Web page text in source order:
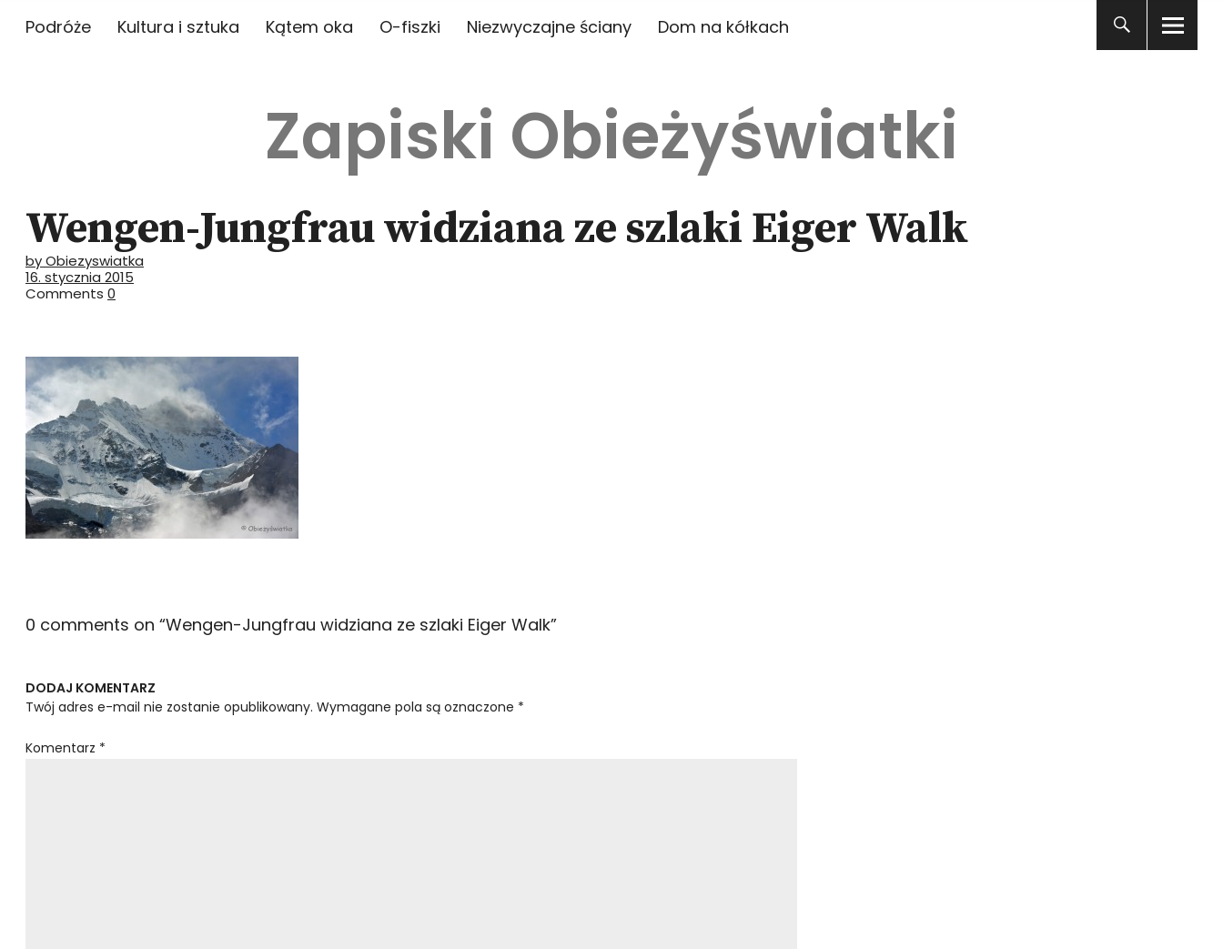
Podróże Kultura i sztuka Kątem oka O-fiszki Niezwyczajne ściany Dom na kółkach
Zapiski Obieżyświatki
Wengen-Jungfrau widziana ze szlaki Eiger Walk
by Obiezyswiatka
16. stycznia 2015
Comments 0
0 comments on “Wengen-Jungfrau widziana ze szlaki Eiger Walk”
DODAJ KOMENTARZ
Twój adres e-mail nie zostanie opublikowany. Wymagane pola są oznaczone *
Komentarz *